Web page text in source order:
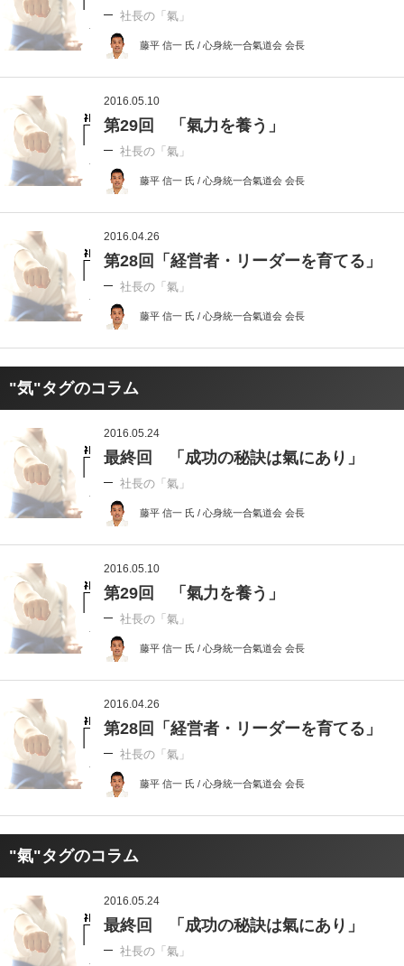
社長の「氣」
藤平 信一 氏 / 心身統一合氣道会 会長
2016.05.10
第29回 「氣力を養う」
社長の「氣」
藤平 信一 氏 / 心身統一合氣道会 会長
2016.04.26
第28回「経営者・リーダーを育てる」
社長の「氣」
藤平 信一 氏 / 心身統一合氣道会 会長
"気"タグのコラム
2016.05.24
最終回 「成功の秘訣は氣にあり」
社長の「氣」
藤平 信一 氏 / 心身統一合氣道会 会長
2016.05.10
第29回 「氣力を養う」
社長の「氣」
藤平 信一 氏 / 心身統一合氣道会 会長
2016.04.26
第28回「経営者・リーダーを育てる」
社長の「氣」
藤平 信一 氏 / 心身統一合氣道会 会長
"氣"タグのコラム
2016.05.24
最終回 「成功の秘訣は氣にあり」
社長の「氣」